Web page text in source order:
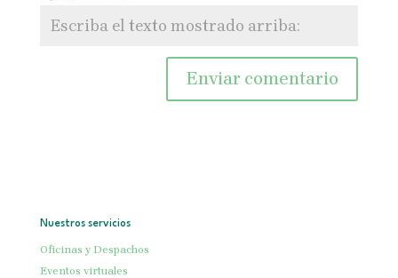
Nuestros servicios
Oficinas y Despachos
Eventos virtuales